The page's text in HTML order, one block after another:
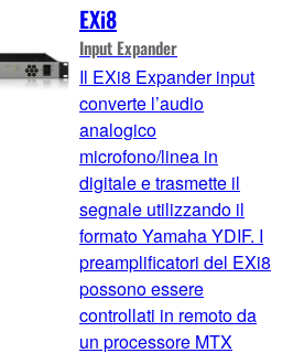
EXi8
Input Expander
Il EXi8 Expander input
converte l’audio
analogico
microfono/linea in
digitale e trasmette il
segnale utilizzando il
formato Yamaha YDIF. I
preamplificatori del EXi8
possono essere
controllati in remoto da
un processore MTX